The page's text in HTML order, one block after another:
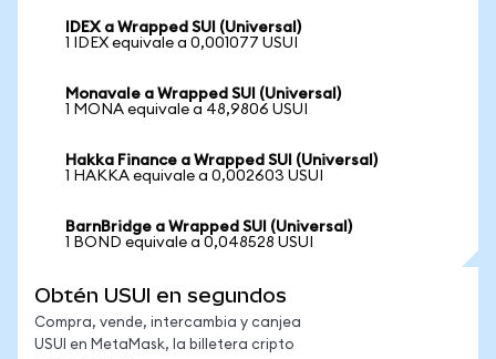
IDEX a Wrapped SUI (Universal)
1 IDEX equivale a 0,001077 USUI
Monavale a Wrapped SUI (Universal)
1 MONA equivale a 48,9806 USUI
Hakka Finance a Wrapped SUI (Universal)
1 HAKKA equivale a 0,002603 USUI
BarnBridge a Wrapped SUI (Universal)
1 BOND equivale a 0,048528 USUI
Obtén USUI en segundos
Compra, vende, intercambia y canjea
USUI en MetaMask, la billetera cripto